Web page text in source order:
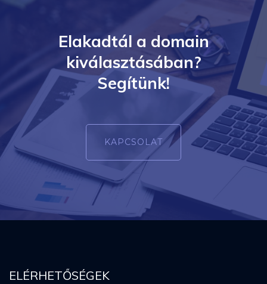
Elakadtál a domain
kiválasztásában?
Segítünk!
KAPCSOLAT
ELÉRHETŐSÉGEK